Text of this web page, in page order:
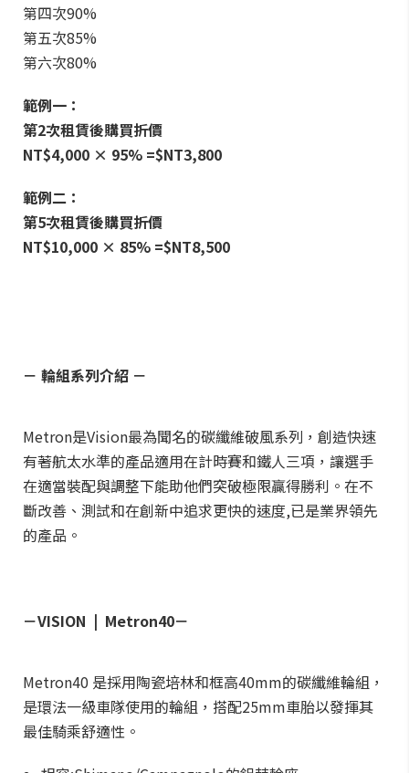
第四次90%
第五次85%
第六次80%
範例一：
第2次租賃後購買折價
NT$4,000 × 95% =$NT3,800
範例二：
第5次租賃後購買折價
NT$10,000 × 85% =$NT8,500
－ 輪組系列介紹 －
Metron是Vision最為聞名的碳纖維破風系列，創造快速
有著航太水準的產品適用在計時賽和鐵人三項，讓選手
在適當裝配與調整下能助他們突破極限贏得勝利。在不
斷改善、測試和在創新中追求更快的速度,已是業界領先
的產品。
－VISION | Metron40－
Metron40 是採用陶瓷培林和框高40mm的碳纖維輪組，
是環法一級車隊使用的輪組，搭配25mm車胎以發揮其
最佳騎乘舒適性。